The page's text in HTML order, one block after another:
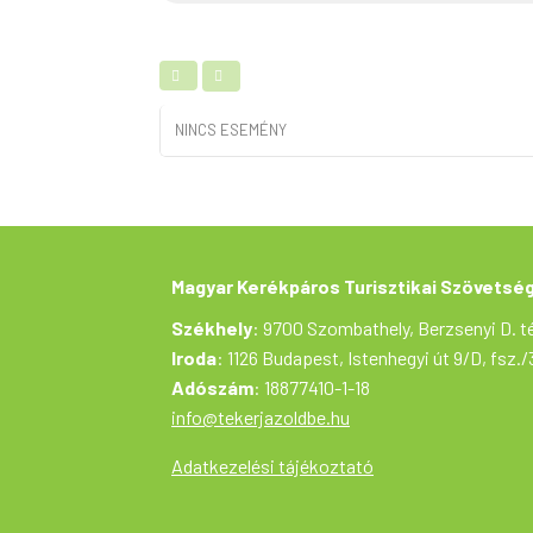
NINCS ESEMÉNY
Magyar Kerékpáros Turisztikai
Székhely: 9700 Szombathely, Berzsenyi D.
Iroda: 1126 Budapest, Istenhegyi út 9/D, fsz./
Adószám: 18877410-1-18
info@tekerjazoldbe.hu
Adatkezelési tájékoztató